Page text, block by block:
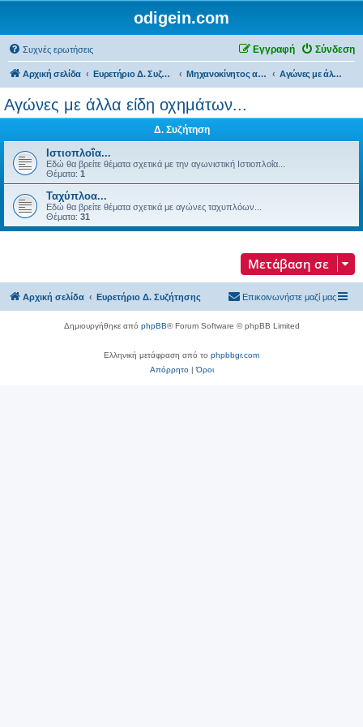
odigein.com
Συχνές ερωτήσεις Σύνδεση
Εγγραφή
Αρχική σελίδα Ευρετήριο Δ. Συζήτησης Μηχανοκίνητος αθλητισμός και μη... Αγώνες με άλλα είδη οχημάτων...
Αγώνες με άλλα είδη οχημάτων...
Δ. Συζήτηση
Ιστιοπλοΐα...
Εδώ θα βρείτε θέματα σχετικά με την αγωνιστική Ιστιοπλοΐα...
Θέματα: 1
Ταχύπλοα...
Εδώ θα βρείτε θέματα σχετικά με αγώνες ταχυπλόων...
Θέματα: 31
Μετάβαση σε
Αρχική σελίδα Ευρετήριο Δ. Συζήτησης Επικοινωνήστε μαζί μας
Δημιουργήθηκε από phpBB® Forum Software © phpBB Limited
Ελληνική μετάφραση από το phpbbgr.com
Απόρρητο|Όροι